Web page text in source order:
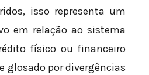
isso representa um
em relação ao sistema
físico ou financeiro
glosado por divergências